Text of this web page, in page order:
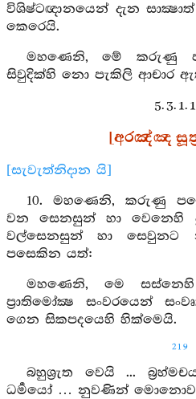
විශිෂ්ටඥානයෙන් දැන
කෙරෙයි.
මහණෙනි, මේ කරුණු
සිවුදික්හි නො පැකිලි ආචාර
5. 3. 1.
[අරඤ්ඤ
[සැවැත්නිදාන යි]
10. මහණෙනි, කරුණු
වන සෙනසුන් හා වෙනෙහි
වල්සෙනසුන් හා සෙවුනට
පසෙකින යත්:
මහණෙනි, මෙ
ප්‍රාතිමෝක්‍ෂ සංවරයෙන්
ගෙන සිකපදයෙහි හික්මෙයි.
219
බහුශ්‍රුත වෙයි ...
ධර්‍මයෝ … නුවණින් මොනොවට